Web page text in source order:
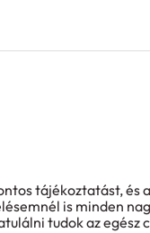
tájékoztatást, és
is minden
tudok az egész